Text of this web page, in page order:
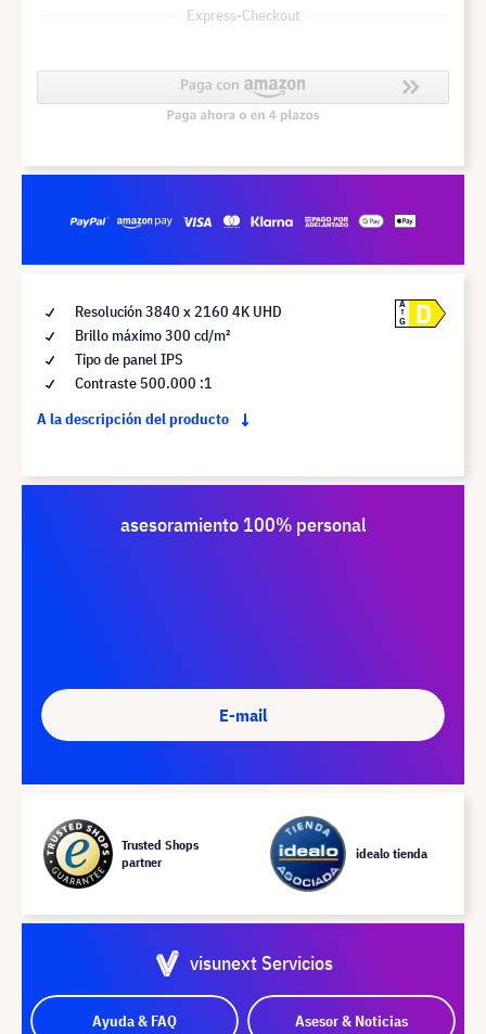
Express-Checkout
Resolución 3840 x 2160 4K UHD
Brillo máximo 300 cd/m²
Tipo de panel IPS
Contraste 500.000 :1
A la descripción del producto
A
G
D
asesoramiento 100% personal
E-mail
Trusted Shops
partner
idealo tienda
visunext Servicios
Ayuda & FAQ Asesor & Noticias